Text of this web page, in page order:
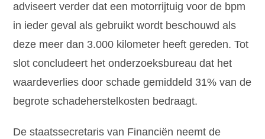
adviseert verder dat een motorrijtuig voor de bpm
in ieder geval als gebruikt wordt beschouwd als
deze meer dan 3.000 kilometer heeft gereden. Tot
slot concludeert het onderzoeksbureau dat het
waardeverlies door schade gemiddeld 31% van de
begrote schadeherstelkosten bedraagt.
De staatssecretaris van Financiën neemt de